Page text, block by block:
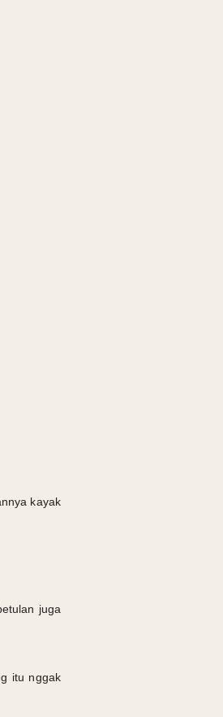
kayak
juga
itu nggak